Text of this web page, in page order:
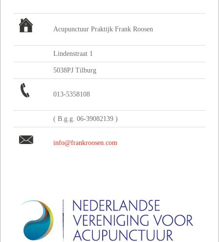
Acupunctuur Praktijk Frank Roosen
Lindenstraat 1
5038PJ Tilburg
013-5358108
( B.g.g. 06-39082139 )
info@frankroosen.com